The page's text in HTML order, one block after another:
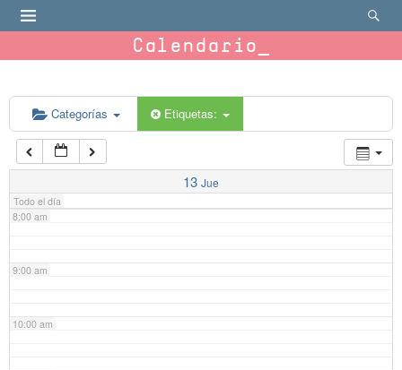
Calendario
Categorías Etiquetas:
13 Jue
Todo el día
6:00 am
7:00 am
8:00 am
9:00 am
10:00 am